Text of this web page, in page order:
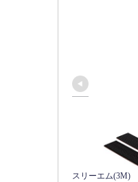
スリーエム(3M)